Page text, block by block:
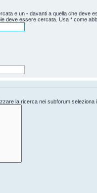
e un - davanti a quella che deve
deve essere cercata. Usa * come
la ricerca nei subforum seleziona